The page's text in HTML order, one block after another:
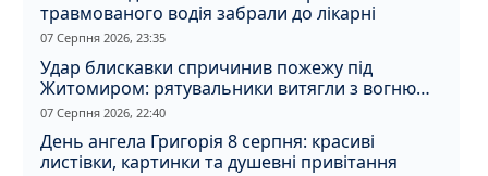
травмованого водія забрали до лікарні
07 Серпня 2026, 23:35
Удар блискавки спричинив пожежу під
Житомиром: рятувальники витягли з вогню
кота
07 Серпня 2026, 22:40
День ангела Григорія 8 серпня: красиві
листівки, картинки та душевні привітання